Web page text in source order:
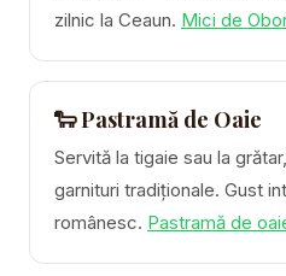
zilnic la Ceaun. Mici de
🐑 Pastramă de Oaie
Servită la tigaie sau la
garnituri tradiționale. Gust
românesc. Pastramă de